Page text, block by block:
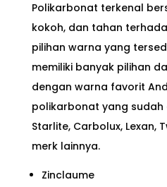
Polikarbonat terkenal
kokoh, dan tahan
pilihan warna yang
memiliki banyak pilihan
dengan warna favorit
polikarbonat yang
Starlite, Carbolux, Lexan,
merk lainnya.
Zinclaume